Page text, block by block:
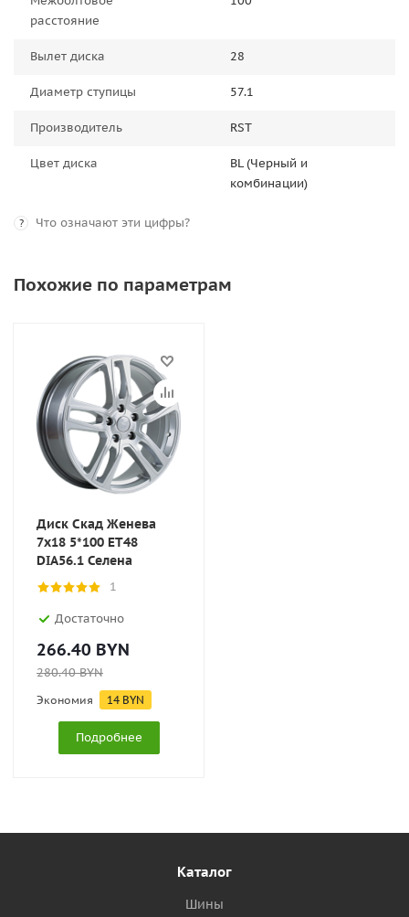
расстояние
Вылет диска 28
Диаметр ступицы 57.1
Производитель RST
Цвет диска
BL (Черный и
комбинации)
? Что означают эти цифры?
Похожие по параметрам
Диск Скад Женева
7x18 5*100 ET48
DIA56.1 Селена
1
Достаточно
266.40 BYN
280.40BYN
Экономия 14 BYN
Подробнее
Каталог
Шины